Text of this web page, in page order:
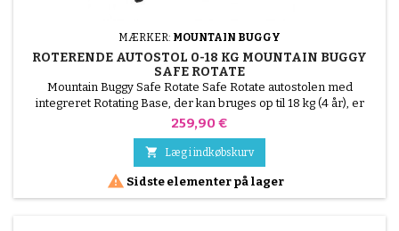
MÆRKER: MOUNTAIN BUGGY
ROTERENDE AUTOSTOL 0-18 KG MOUNTAIN BUGGY
SAFE ROTATE
Mountain Buggy Safe Rotate Safe Rotate autostolen med
integreret Rotating Base, der kan bruges op til 18 kg (4 år), er
udstyret med et rotationssystem, der gør det muligt for dig at
tilbage eller vende det mod vejen iht. hans alder. Takket være
Safe Rotate vil dit barn være i stand til at...
Pris
259,90 €
 Læg i indkøbskurv
 Sidste elementer på lager